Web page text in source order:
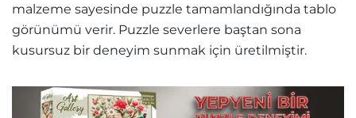
malzeme sayesinde puzzle tamamlandığında tablo
görünümü verir. Puzzle severlere baştan sona
kusursuz bir deneyim sunmak için üretilmiştir.